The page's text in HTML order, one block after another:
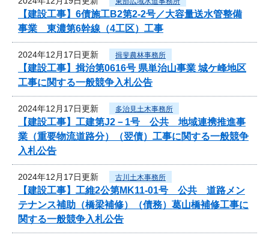
【建設工事】6債施工B2第2-2号／大容量送水管整備
事業 東濃第6幹線（4工区）工事
2024年12月17日更新 揖斐農林事務所
【建設工事】揖治第0616号 県単治山事業 城ケ峰地区
工事に関する一般競争入札公告
2024年12月17日更新 多治見土木事務所
【建設工事】工建第J2－1号 公共 地域連携推進事
業（重要物流道路分）（翌債）工事に関する一般競争
入札公告
2024年12月17日更新 古川土木事務所
【建設工事】工維2公第MK11-01号 公共 道路メン
テナンス補助（橋梁補修）（債務）葛山橋補修工事に
関する一般競争入札公告